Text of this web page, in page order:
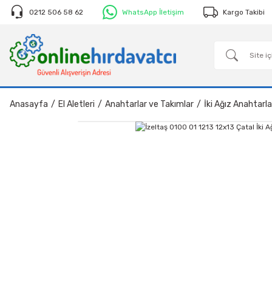
0212 506 58 62 WhatsApp İletişim Kargo Takibi
Anasayfa El Aletleri Anahtarlar ve Takımlar İki Ağız